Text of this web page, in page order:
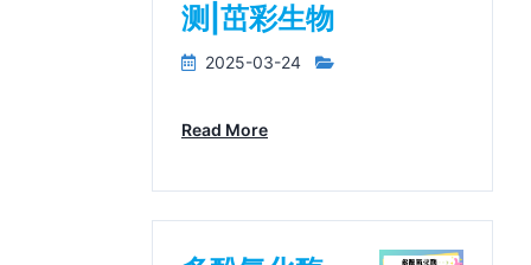
测|茁彩生物
2025-03-24
Read More